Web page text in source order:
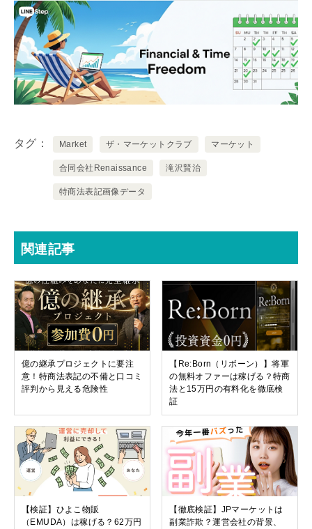
タグ Market ザ・マーケットクラブ マーケット
合同会社Renaissance 滝沢賢治
特商法表記画像データ
関連記事
億の継承プロジェクトに要注
意！特商法表記の不備と口コミ
評判から見える危険性
【Re:Born（リボーン）】将軍
の無料オファーは稼げる？特商
法と15万円の有料化を徹底検
証
【検証】ひよこ物販
（EMUDA）は稼げる？62万円
【徹底検証】JPマーケットは
副業詐欺？運営会社の背景、